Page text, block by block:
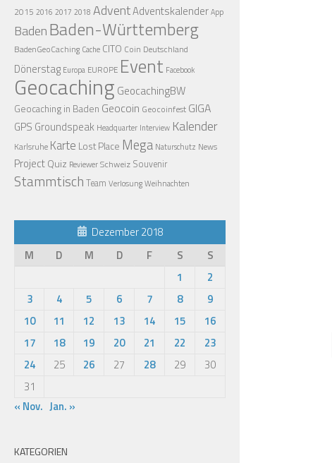
2015 2016 2017 2018 AdventAdventskalenderApp
BadenBaden-Württemberg
BadenGeoCaching Cache CITO Coin Deutschland
Dönerstag Europa EUROPE Event Facebook
Geocaching GeocachingBW
Geocaching in Baden Geocoin Geocoinfest GIGA
GPS Groundspeak Headquarter Interview Kalender
Karlsruhe Karte Lost Place Mega Naturschutz News
ProjectQuiz ReviewerSchweiz Souvenir
Stammtisch Team VerlosungWeihnachten
Dezember 2018
M
D M D F S
S
1
2
3
4 5 6 7 8
9
10
11 12 13 14 15
16
17
18 19 20 21 22
23
24
25 26 27 28 29
30
31
« Nov. Jan. »
KATEGORIEN